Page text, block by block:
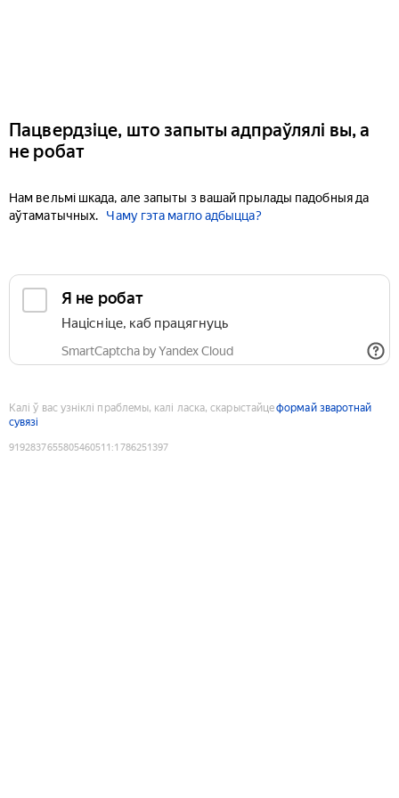
Пацвердзіце, што запыты адпраўлялі вы, а
не робат
Нам вельмі шкада, але запыты з вашай прылады падобныя да
аўтаматычных.
Чаму гэта магло адбыцца?
Я не робат
Націсніце, каб працягнуць
SmartCaptcha by Yandex Cloud
Калі ў вас узніклі праблемы, калі ласка, скарыстайцеформай зваротнай
сувязі
9192837655805460511 :1786251397